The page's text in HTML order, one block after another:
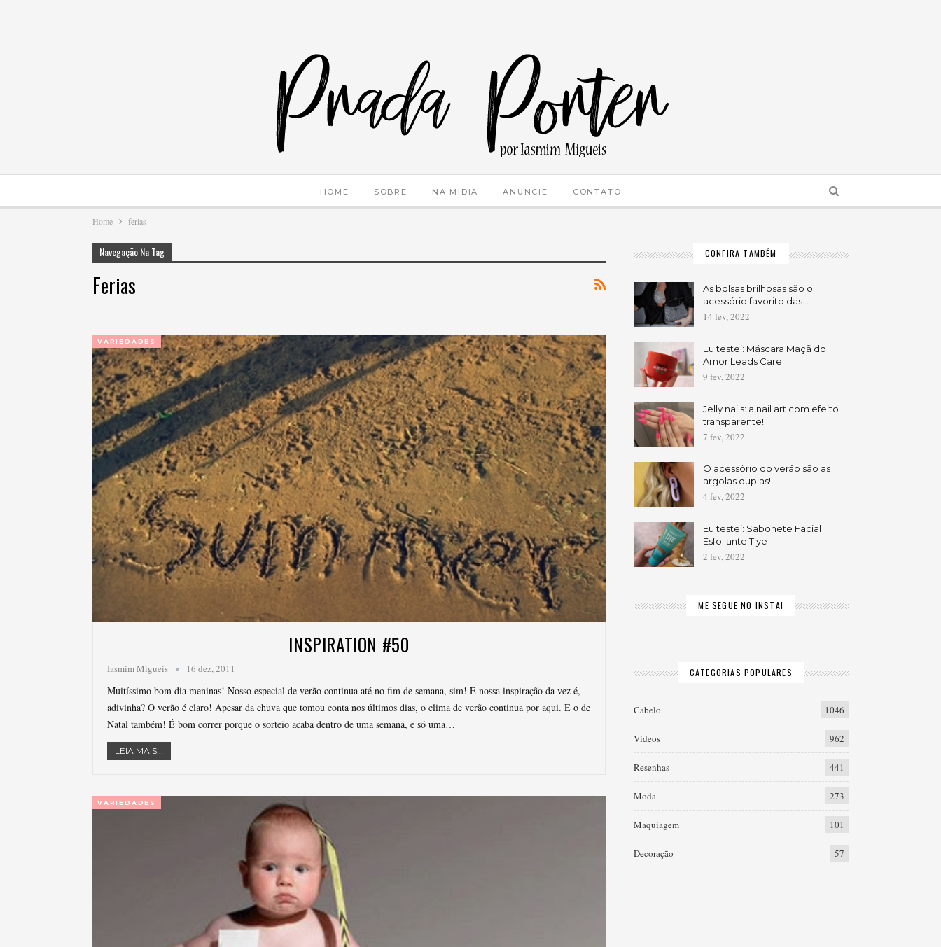
HOME SOBRE NA MÍDIA ANUNCIE CONTATO
Home ferias
Navegação Na Tag
Ferias
VARIEDADES
INSPIRATION #50
Iasmim Migueis 16 dez, 2011
Muitíssimo bom dia meninas! Nosso especial de verão continua até no fim de semana, sim! E nossa inspiração da vez é,
adivinha? O verão é claro! Apesar da chuva que tomou conta nos últimos dias, o clima de verão continua por aqui. E o de
Natal também! É bom correr porque o sorteio acaba dentro de uma semana, e só uma…
LEIA MAIS...
VARIEDADES
CONFIRA TAMBÉM
As bolsas brilhosas são o
acessório favorito das…
14 fev, 2022
Eu testei: Máscara Maçã do
Amor Leads Care
9 fev, 2022
Jelly nails: a nail art com efeito
transparente!
7 fev, 2022
O acessório do verão são as
argolas duplas!
4 fev, 2022
Eu testei: Sabonete Facial
Esfoliante Tiye
2 fev, 2022
ME SEGUE NO INSTA!
CATEGORIAS POPULARES
Cabelo 1046
Vídeos 962
Resenhas 441
Moda 273
Maquiagem 101
Decoração 57